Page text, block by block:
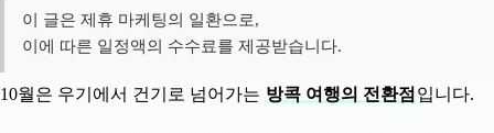
이 글은 제휴 마케팅의 일환으로,
이에 따른 일정액의 수수료를 제공받습니다.
10월은 우기에서 건기로 넘어가는 방콕 여행의 전환점 입니다.